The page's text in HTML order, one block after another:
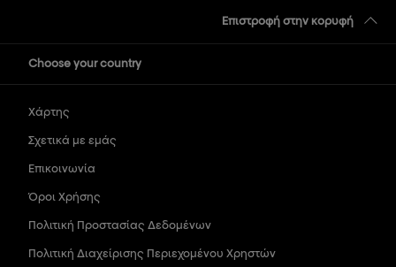
Επιστροφή στην κορυφή
Choose your country
Χάρτης
Σχετικά με εμάς
Επικοινωνία
Όροι Χρήσης
Πολιτική Προστασίας Δεδομένων
Πολιτική Διαχείρισης Περιεχομένου Χρηστών